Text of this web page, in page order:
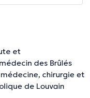
et
des Brûlés
chirurgie et
de Louvain